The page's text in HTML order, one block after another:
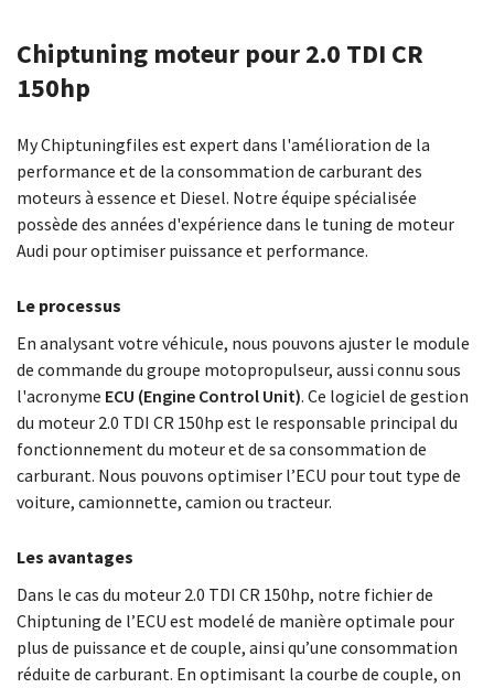
Chiptuning moteur pour 2.0 TDI CR
150hp
My Chiptuningfiles est expert dans l'amélioration de la
performance et de la consommation de carburant des
moteurs à essence et Diesel. Notre équipe spécialisée
possède des années d'expérience dans le tuning de moteur
Audi pour optimiser puissance et performance.
Le processus
En analysant votre véhicule, nous pouvons ajuster le module
de commande du groupe motopropulseur, aussi connu sous
l'acronyme ECU (Engine Control Unit). Ce logiciel de gestion
du moteur 2.0 TDI CR 150hp est le responsable principal du
fonctionnement du moteur et de sa consommation de
carburant. Nous pouvons optimiser l’ECU pour tout type de
voiture, camionnette, camion ou tracteur.
Les avantages
Dans le cas du moteur 2.0 TDI CR 150hp, notre fichier de
Chiptuning de l’ECU est modelé de manière optimale pour
plus de puissance et de couple, ainsi qu’une consommation
réduite de carburant. En optimisant la courbe de couple, on